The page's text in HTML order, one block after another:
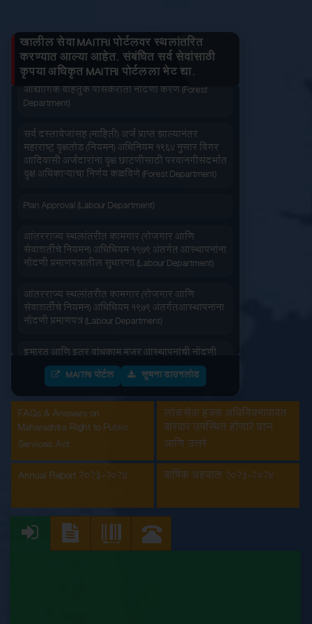
जलद सेवा सेवा आपल्या दारात
वापरण्यास सोपे वेळेची बचत
खालील सेवा MAITRI पोर्टलवर स्थलांतरित
करण्यात आल्या आहेत. संबंधित सर्व सेवांसाठी
कृपया अधिकृत MAITRI पोर्टलला भेट द्या.
वीजसंचमांडणीचे नकाशा मंजुरी परवानगी देणे (Energy
Department)
औद्योगिक वाहतुक पासकरीता नोंदणी करणे (Forest
Department)
सर्व दस्तावेजांसह (माहिती) अर्ज प्राप्त झाल्यानंतर
महाराष्ट्र वृक्षतोड (नियमन) अधिनियम १९६४ नुसार बिगर
आदिवासी अर्जदारांना वृक्ष छाटणीसाठी परवानगीसंदर्भात
वृक्ष अधिकाऱ्याचा निर्णय कळविणे (Forest Department)
Plan Approval (Labour Department)
आंतरराज्य स्थलांतरीत कामगार (रोजगार आणि
सेवाशर्तीचे नियमन) अधिधियम १९७९ अंतर्गत आस्थापनांना
नोंदणी प्रमाणपत्रातील सुधारणा (Labour Department)
आंतरराज्य स्थलांतरीत कामगार (रोजगार आणि
सेवाशर्तीचे नियमन) अधिधियम १९७९ अंतर्गतआस्थापनांना
नोंदणी प्रमाणपत्र (Labour Department)
इमारत आणि इतर बांधकाम मजूर आस्थापनांची नोंदणी
(Labour Department)
कंत्राटी कामगार (नियमन व निर्मुलन) अधिनियम, 1970
अंतर्गत मुख्य मालक नोंदणी प्रमाणपत्रातील सुधारणा
(Labour Department)
कंत्राटी कामगार अनुज्ञप्ती (Labour Department)
कंत्राटी कामगार नूतनीकरण (Labour Department)
कारखाना नूतनीकरण (Labour Department)
कारखाना नोंदणी (Labour Department)
MAITRI पोर्टल सूचना डाउनलोड
FAQs & Answers on
Maharashtra Right to Public
Services Act
लोकसेवा हक्क अधिनियमाबाबत
वारंवार उपस्थित होणारे प्रश्न
आणि उत्तरे
Annual Report 2023-2024
वार्षिक अहवाल 2023-2024